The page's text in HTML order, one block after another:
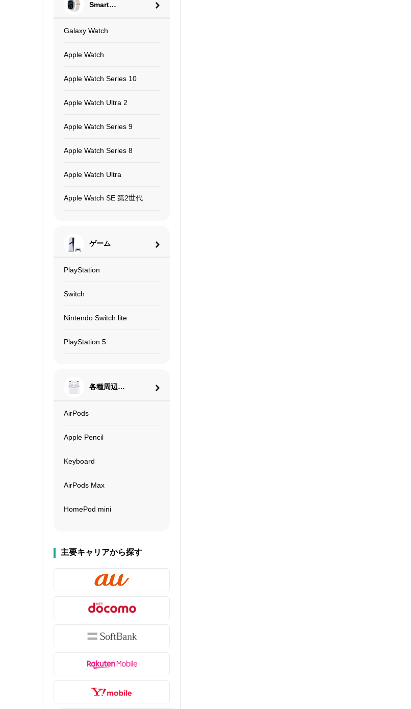
Smart
Galaxy Watch
Apple Watch
Apple Watch Series 10
Apple Watch Ultra 2
Apple Watch Series 9
Apple Watch Series 8
Apple Watch Ultra
Apple Watch SE 第2世代
ゲーム
PlayStation
Switch
Nintendo Switch lite
PlayStation 5
各種周辺機
AirPods
Apple Pencil
Keyboard
AirPods Max
HomePod mini
主要キャリアから探す